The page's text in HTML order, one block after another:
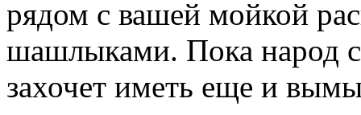
рядом с вашей мойкой
шашлыками. Пока народ
захочет иметь еще и